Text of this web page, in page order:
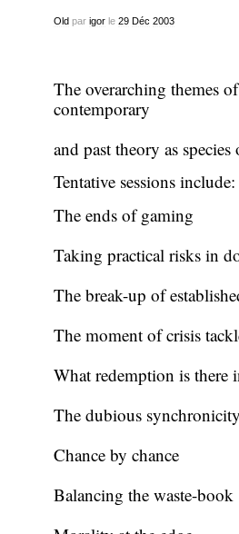
Old par igorle 29 Déc 2003
The overarching themes
contemporary
and past theory as
Tentative sessions include:
The ends of gaming
Taking practical risks in
The break-up of
The moment of crisis
What redemption is there
The dubious
Chance by chance
Balancing the waste-book